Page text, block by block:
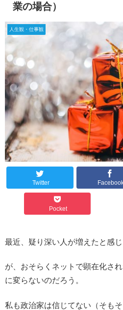
業の場合）
人生観・仕事観
Twitter
Pocket
最近、疑り深い人が増えたと感じ
が、おそらくネットで顕在化さ
に変らないのだろう。
私も政治家は信じてない（そも